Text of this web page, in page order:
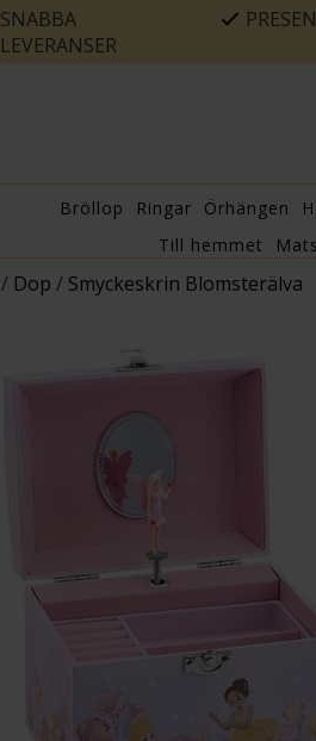
SNABBA
LEVERANSER
Bröllop Ringar Örhängen
Till hemmet
/ Dop / Smyckeskrin Blomsterälva